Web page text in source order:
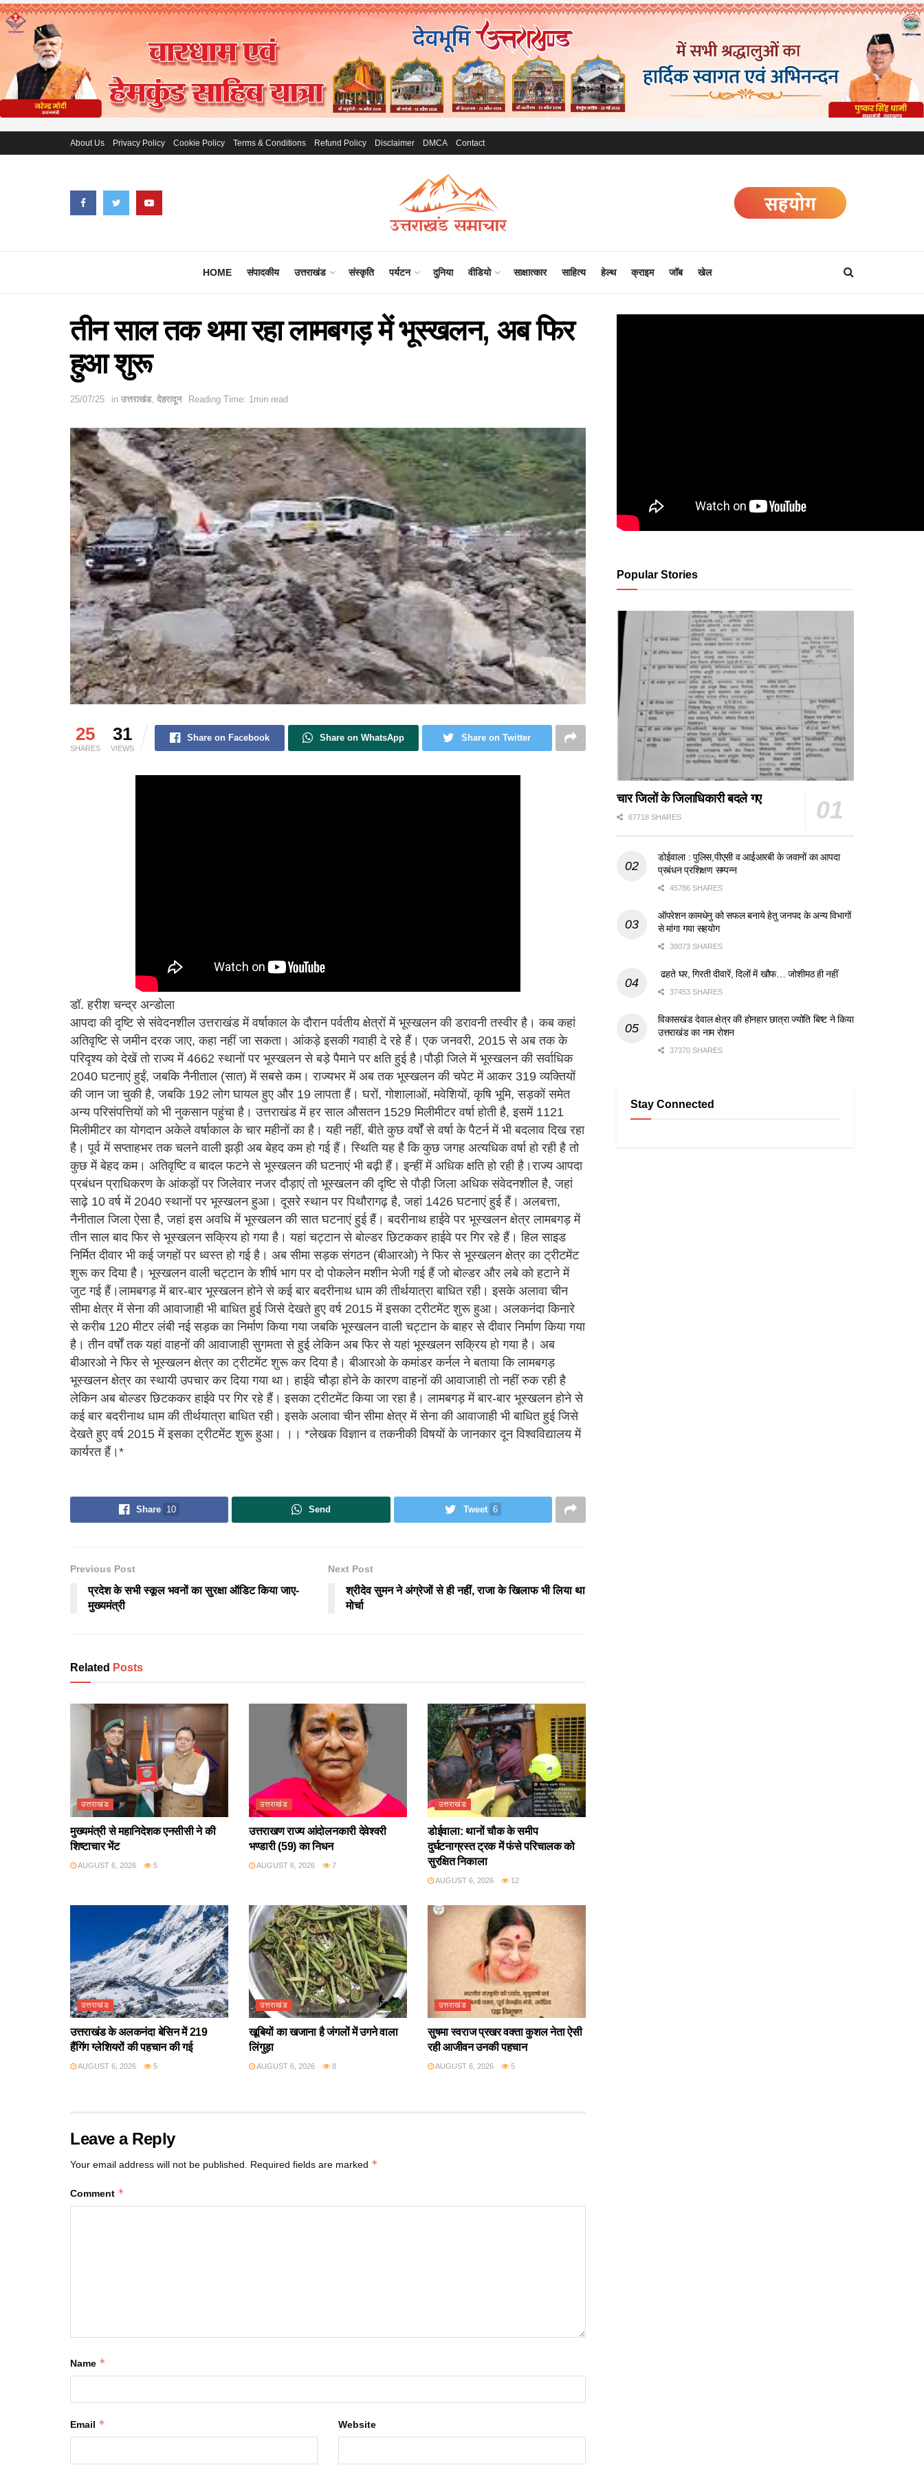
About Us Privacy Policy Cookie Policy Terms & Conditions Refund Policy Disclaimer DMCA Contact
HOME संपादकीय उत्तराखंड संस्कृति पर्यटन दुनिया वीडियो साक्षात्कार साहित्य हेल्थ क्राइम जॉब खेल
तीन साल तक थमा रहा लामबगड़ में भूस्खलन, अब फिर
हुआ शुरू
25/07/25 in उत्तराखंड, देहरादून Reading Time: 1min read
25
SHARES
31
VIEWS
Share on Facebook Share on WhatsApp Share on Twitter
डॉ. हरीश चन्द्र अन्डोला
आपदा की दृष्टि से संवेदनशील उत्तराखंड में वर्षाकाल के दौरान पर्वतीय क्षेत्रों में भूस्खलन की डरावनी तस्वीर है। कब कहां
अतिवृष्टि से जमीन दरक जाए, कहा नहीं जा सकता। आंकड़े इसकी गवाही दे रहे हैं। एक जनवरी, 2015 से अब तक के
परिदृश्य को देखें तो राज्य में 4662 स्थानों पर भूस्खलन से बड़े पैमाने पर क्षति हुई है।पौड़ी जिले में भूस्खलन की सर्वाधिक
2040 घटनाएं हुईं, जबकि नैनीताल (सात) में सबसे कम। राज्यभर में अब तक भूस्खलन की चपेट में आकर 319 व्यक्तियों
की जान जा चुकी है, जबकि 192 लोग घायल हुए और 19 लापता हैं। घरों, गोशालाओं, मवेशियों, कृषि भूमि, सड़कों समेत
अन्य परिसंपत्तियों को भी नुकसान पहुंचा है। उत्तराखंड में हर साल औसतन 1529 मिलीमीटर वर्षा होती है, इसमें 1121
मिलीमीटर का योगदान अकेले वर्षाकाल के चार महीनों का है। यही नहीं, बीते कुछ वर्षों से वर्षा के पैटर्न में भी बदलाव दिख रहा
है। पूर्व में सप्ताहभर तक चलने वाली झड़ी अब बेहद कम हो गई हैं। स्थिति यह है कि कुछ जगह अत्यधिक वर्षा हो रही है तो
कुछ में बेहद कम। अतिवृष्टि व बादल फटने से भूस्खलन की घटनाएं भी बढ़ी हैं। इन्हीं में अधिक क्षति हो रही है।राज्य आपदा
प्रबंधन प्राधिकरण के आंकड़ों पर जिलेवार नजर दौड़ाएं तो भूस्खलन की दृष्टि से पौड़ी जिला अधिक संवेदनशील है, जहां
साढ़े 10 वर्ष में 2040 स्थानों पर भूस्खलन हुआ। दूसरे स्थान पर पिथौरागढ़ है, जहां 1426 घटनाएं हुई हैं। अलबत्ता,
नैनीताल जिला ऐसा है, जहां इस अवधि में भूस्खलन की सात घटनाएं हुई हैं। बदरीनाथ हाईवे पर भूस्खलन क्षेत्र लामबगड़ में
तीन साल बाद फिर से भूस्खलन सक्रिय हो गया है। यहां चट्टान से बोल्डर छिटककर हाईवे पर गिर रहे हैं। हिल साइड
निर्मित दीवार भी कई जगहों पर ध्वस्त हो गई है। अब सीमा सड़क संगठन (बीआरओ) ने फिर से भूस्खलन क्षेत्र का ट्रीटमेंट
शुरू कर दिया है। भूस्खलन वाली चट्टान के शीर्ष भाग पर दो पोकलेन मशीन भेजी गई हैं जो बोल्डर और लबे को हटाने में
जुट गई हैं।लामबगड़ में बार-बार भूस्खलन होने से कई बार बदरीनाथ धाम की तीर्थयात्रा बाधित रही। इसके अलावा चीन
सीमा क्षेत्र में सेना की आवाजाही भी बाधित हुई जिसे देखते हुए वर्ष 2015 में इसका ट्रीटमेंट शुरू हुआ। अलकनंदा किनारे
से करीब 120 मीटर लंबी नई सड़क का निर्माण किया गया जबकि भूस्खलन वाली चट्टान के बाहर से दीवार निर्माण किया गया
है। तीन वर्षों तक यहां वाहनों की आवाजाही सुगमता से हुई लेकिन अब फिर से यहां भूस्खलन सक्रिय हो गया है। अब
बीआरओ ने फिर से भूस्खलन क्षेत्र का ट्रीटमेंट शुरू कर दिया है। बीआरओ के कमांडर कर्नल ने बताया कि लामबगड़
भूस्खलन क्षेत्र का स्थायी उपचार कर दिया गया था। हाईवे चौड़ा होने के कारण वाहनों की आवाजाही तो नहीं रुक रही है
लेकिन अब बोल्डर छिटककर हाईवे पर गिर रहे हैं। इसका ट्रीटमेंट किया जा रहा है। लामबगड़ में बार-बार भूस्खलन होने से
कई बार बदरीनाथ धाम की तीर्थयात्रा बाधित रही। इसके अलावा चीन सीमा क्षेत्र में सेना की आवाजाही भी बाधित हुई जिसे
देखते हुए वर्ष 2015 में इसका ट्रीटमेंट शुरू हुआ। ।। *लेखक विज्ञान व तकनीकी विषयों के जानकार दून विश्वविद्यालय में
कार्यरत हैं।*
Share 10 Send Tweet 6
Previous Post
प्रदेश के सभी स्कूल भवनों का सुरक्षा ऑडिट किया जाए-
मुख्यमंत्री
Next Post
श्रीदेव सुमन ने अंग्रेजों से ही नहीं, राजा के खिलाफ भी लिया था
मोर्चा
Related Posts
उत्तराखंड
मुख्यमंत्री से महानिदेशक एनसीसी ने की
शिष्टाचार भेंट
AUGUST 6, 2026 5
उत्तराखंड
उत्तराखण राज्य आंदोलनकारी देवेश्वरी
भण्डारी (59) का निधन
AUGUST 6, 2026 7
उत्तराखंड
डोईवाला: थानों चौक के समीप
दुर्घटनाग्रस्त ट्रक में फंसे परिचालक को
सुरक्षित निकाला
AUGUST 6, 2026 12
उत्तराखंड
उत्तराखंड के अलकनंदा बेसिन में 219
हैंगिंग ग्लेशियरों की पहचान की गई
AUGUST 6, 2026 5
उत्तराखंड
खूबियों का खजाना है जंगलों में उगने वाला
लिंगुड़ा
AUGUST 6, 2026 8
उत्तराखंड
सुषमा स्वराज प्रखर वक्ता कुशल नेता ऐसी
रही आजीवन उनकी पहचान
AUGUST 6, 2026 5
Leave a Reply
Your email address will not be published. Required fields are marked *
Comment *
Name *
Email * Website
Popular Stories
चार जिलों के जिलाधिकारी बदले गए
67718 SHARES
डोईवाला : पुलिस,पीएसी व आईआरबी के जवानों का आपदा
प्रबंधन प्रशिक्षण सम्पन्न
45786 SHARES
ऑपरेशन कामधेनु को सफल बनाये हेतु जनपद के अन्य विभागों
से मांगा गया सहयोग
38073 SHARES
ढहते घर, गिरती दीवारें, दिलों में खौफ… जोशीमठ ही नहीं
37453 SHARES
विकासखंड देवाल क्षेत्र की होनहार छात्रा ज्योति बिष्ट ने किया
उत्तराखंड का नाम रोशन
37370 SHARES
Stay Connected